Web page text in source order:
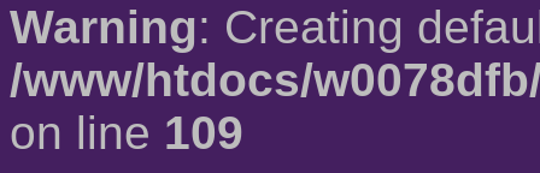
Warning: Creating
/www/htdocs/
on line 109